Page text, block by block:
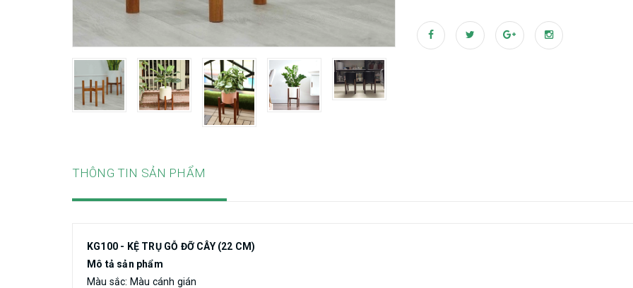
THÔNG TIN SẢN PHẨM
KG100 - KỆ TRỤ GỖ ĐỠ CÂY (22 CM)
Mô tả sản phẩm
Màu sắc: Màu cánh gián